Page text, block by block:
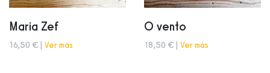
Maria Zef
16,50 € | Ver más
O vento
18,50 € | Ver más